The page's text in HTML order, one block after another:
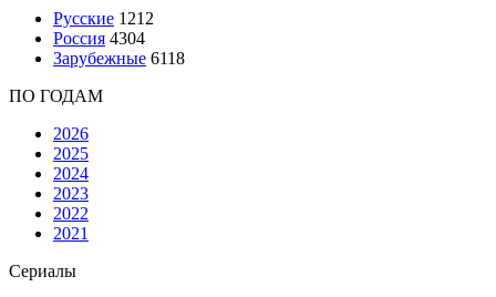
Русские 1212
Россия 4304
Зарубежные 6118
ПО ГОДАМ
2026
2025
2024
2023
2022
2021
Сериалы